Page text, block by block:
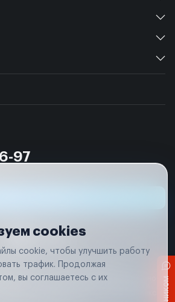
97
Удаление аккаунта
на сайте, носит исключительно
статьи 437 (п. 2) Гражданского кодекса
cookies
cookie, чтобы улучшить работу
трафик. Продолжая
вы соглашаетесь с их